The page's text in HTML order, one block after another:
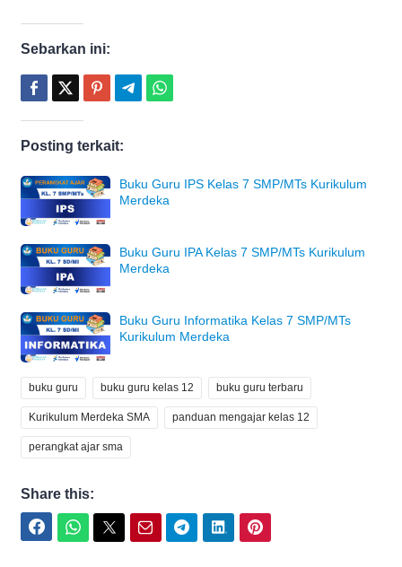
Sebarkan ini:
Posting terkait:
Buku Guru IPS Kelas 7 SMP/MTs Kurikulum
Merdeka
Buku Guru IPA Kelas 7 SMP/MTs Kurikulum
Merdeka
Buku Guru Informatika Kelas 7 SMP/MTs
Kurikulum Merdeka
buku guru buku guru kelas 12 buku guru terbaru
Kurikulum Merdeka SMA panduan mengajar kelas 12
perangkat ajar sma
Share this: